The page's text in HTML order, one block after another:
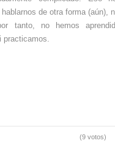
de otra forma (aún),
tanto, no hemos
practicamos.
(9 votos)